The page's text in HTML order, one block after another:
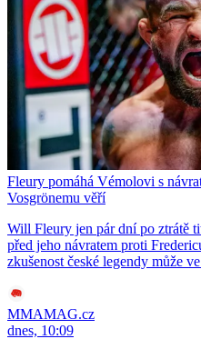
Fleury pomáhá Vémolovi s
Vosgrönemu věří
Will Fleury jen pár dní po ztrátě
před jeho návratem proti
zkušenost české legendy může
MMAMAG.cz
dnes, 10:09